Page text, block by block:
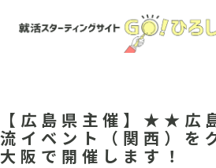
【広島県主催】★★広
流イベント（関西）を
大阪で開催します！